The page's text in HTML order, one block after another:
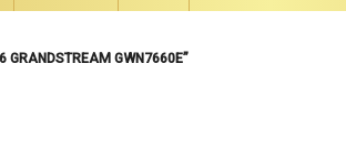
GRANDSTREAM GWN7660E”